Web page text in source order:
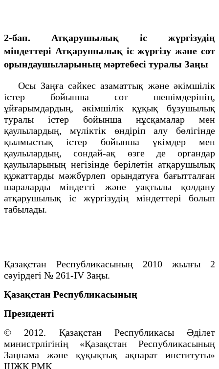
2-бап. Атқарушылық iс жүргiзудің
мiндеттерi Атқарушылық iс жүргiзу және сот
орындаушыларының мәртебесi туралы Заңы
Осы Заңға сәйкес азаматтық және әкiмшiлiк
iстер бойынша сот шешiмдерiнің,
ұйғарымдардың, әкімшілік құқық бұзушылық
туралы істер бойынша нұсқамалар мен
қаулылардың, мүлiктiк өндiрiп алу бөлiгiнде
қылмыстық iстер бойынша үкiмдер мен
қаулылардың, сондай-ақ өзге де органдар
қаулыларының негізінде берілетін атқарушылық
құжаттарды мәжбүрлеп орындатуға бағытталған
шараларды мiндеттi және уақтылы қолдану
атқарушылық iс жүргiзудің мiндеттерi болып
табылады.
Қазақстан Республикасының 2010 жылғы 2
сәуірдегі № 261-IV Заңы.
Қазақстан Республикасының
Президенті
© 2012. Қазақстан Республикасы Әділет
министрлігінің «Қазақстан Республикасының
Заңнама және құқықтық ақпарат институты»
ШЖҚ РМК